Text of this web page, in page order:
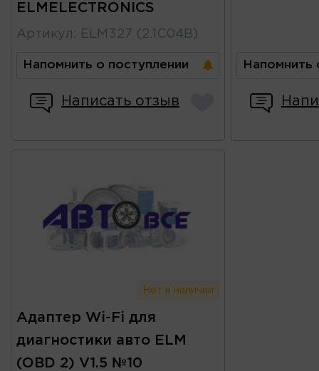
ELMELECTRONICS
Артикул : ELM327 (2.1C04B)
Напомнить о поступлении
Написать отзыв
Напомнить
Нет в наличии
Адаптер Wi-Fi для
диагностики авто ELM
(OBD 2) V1.5 №10